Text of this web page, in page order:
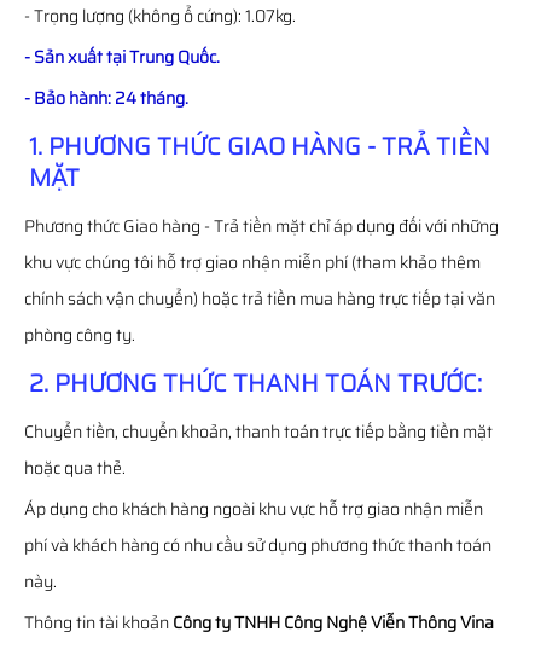
- Trọng lượng (không ổ cứng): 1.07kg.
- Sản xuất tại Trung Quốc.
- Bảo hành: 24 tháng.
1. PHƯƠNG THỨC GIAO HÀNG - TRẢ TIỀN
MẶT
Phương thức Giao hàng - Trả tiền mặt chỉ áp dụng đối với những
khu vực chúng tôi hỗ trợ giao nhận miễn phí (tham khảo thêm
chính sách vận chuyển) hoặc trả tiền mua hàng trực tiếp tại văn
phòng công ty.
2. PHƯƠNG THỨC THANH TOÁN TRƯỚC:
Chuyển tiền, chuyển khoản, thanh toán trực tiếp bằng tiền mặt
hoặc qua thẻ.
Áp dụng cho khách hàng ngoài khu vực hỗ trợ giao nhận miễn
phí và khách hàng có nhu cầu sử dụng phương thức thanh toán
này.
Thông tin tài khoảnCông ty TNHH Công Nghệ Viễn Thông Vina